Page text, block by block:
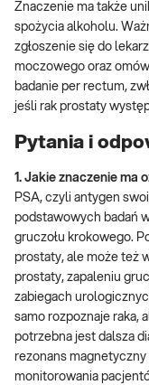
Znaczenie ma także
spożycia alkoholu.
zgłoszenie się do
moczowego oraz
badanie per rectum,
jeśli rak prostaty
Pytania i
1. Jakie znaczenie ma
PSA, czyli antygen
podstawowych badań
gruczołu krokowego.
prostaty, ale może też
prostaty, zapaleniu
zabiegach
samo rozpoznaje raka,
potrzebna jest dalsza
rezonans
monitorowania